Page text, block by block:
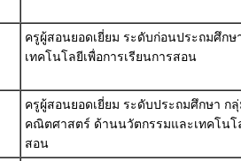
ครูผู้สอนยอดเยี่ยม ระดับก่อนประถมศึก
เทคโนโลยีเพื่อการเรียนการสอน
ครูผู้สอนยอดเยี่ยม ระดับประถมศึกษา ก
คณิตศาสตร์ ด้านนวัตกรรมและเทคโนโ
สอน